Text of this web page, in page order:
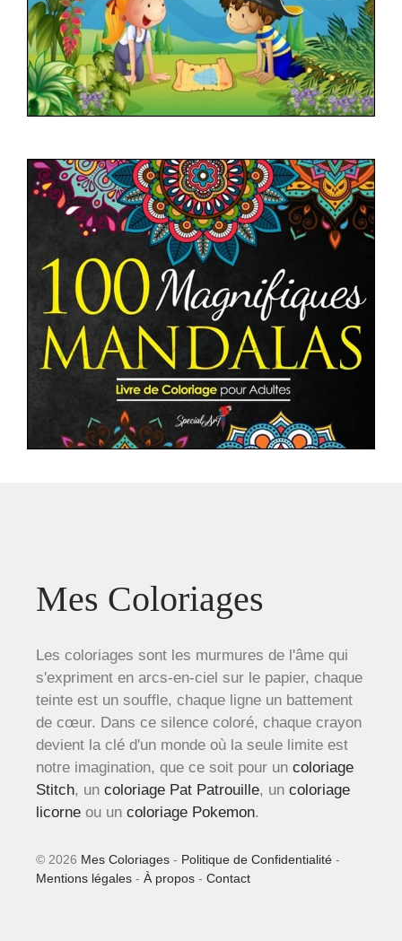
Mes Coloriages
Les coloriages sont les murmures de l'âme qui
s'expriment en arcs-en-ciel sur le papier, chaque
teinte est un souffle, chaque ligne un battement
de cœur. Dans ce silence coloré, chaque crayon
devient la clé d'un monde où la seule limite est
notre imagination, que ce soit pour un coloriage
Stitch, un coloriage Pat Patrouille, un coloriage
licorne ou un coloriage Pokemon.
© 2026 Mes Coloriages - Politique de Confidentialité -
Mentions légales - À propos - Contact